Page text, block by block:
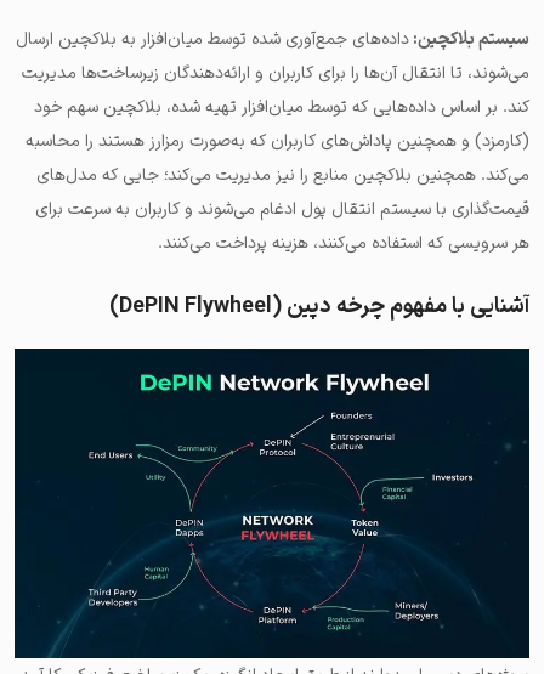
سیستم بلاکچین:داده‌های جمع‌آوری شده توسط میان‌افزار به بلاکچین ارسال
می‌شوند، تا انتقال آن‌ها را برای کاربران و ارائه‌دهندگان زیرساخت‌ها مدیریت
کند. بر اساس داده‌هایی که توسط میان‌افزار تهیه شده، بلاکچین سهم خود
(کارمزد) و همچنین پاداش‌های کاربران که به‌صورت رمزارز هستند را محاسبه
می‌کند. همچنین بلاکچین منابع را نیز مدیریت می‌کند؛ جایی که مدل‌های
قیمت‌گذاری با سیستم انتقال پول ادغام می‌شوند و کاربران به سرعت برای
هر سرویسی که استفاده می‌کنند، هزینه پرداخت می‌کنند.
آشنایی با مفهوم چرخه دپین (DePIN Flywheel)